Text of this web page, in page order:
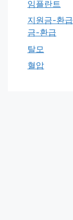
임플란트
지원금-환
금-환급
탈모
혈압